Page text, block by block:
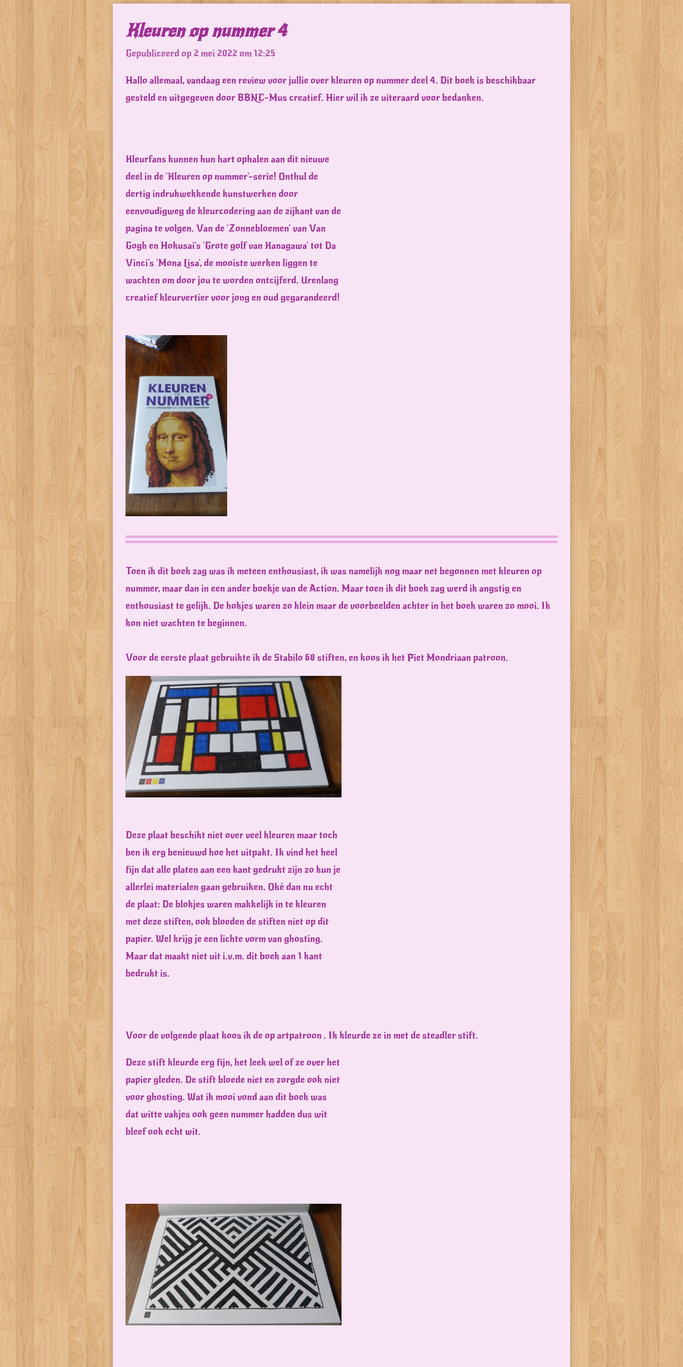
Kleuren op nummer 4
Gepubliceerd op 2 mei 2022 om 12:25
Hallo allemaal, vandaag een review voor jullie over kleuren op nummer deel 4. Dit boek is beschikbaar
gesteld en uitgegeven door BBNC-Mus creatief. Hier wil ik ze uiteraard voor bedanken.
Kleurfans kunnen hun hart ophalen aan dit nieuwe
deel in de 'Kleuren op nummer'-serie! Onthul de
dertig indrukwekkende kunstwerken door
eenvoudigweg de kleurcodering aan de zijkant van de
pagina te volgen. Van de 'Zonnebloemen' van Van
Gogh en Hokusai's 'Grote golf van Kanagawa' tot Da
Vinci's 'Mona Lisa', de mooiste werken liggen te
wachten om door jou te worden ontcijferd. Urenlang
creatief kleurvertier voor jong en oud gegarandeerd!
Toen ik dit boek zag was ik meteen enthousiast, ik was namelijk nog maar net begonnen met kleuren op
nummer, maar dan in een ander boekje van de Action. Maar toen ik dit boek zag werd ik angstig en
enthousiast te gelijk. De hokjes waren zo klein maar de voorbeelden achter in het boek waren zo mooi. Ik
kon niet wachten te beginnen.
Voor de eerste plaat gebruikte ik de Stabilo 68 stiften, en koos ik het Piet Mondriaan patroon.
Deze plaat beschikt niet over veel kleuren maar toch
ben ik erg benieuwd hoe het uitpakt. Ik vind het heel
fijn dat alle platen aan een kant gedrukt zijn zo kun je
allerlei materialen gaan gebruiken. Oké dan nu echt
de plaat: De blokjes waren makkelijk in te kleuren
met deze stiften, ook bloeden de stiften niet op dit
papier. Wel krijg je een lichte vorm van ghosting.
Maar dat maakt niet uit i.v.m. dit boek aan 1 kant
bedrukt is.
Voor de volgende plaat koos ik de op artpatroon . Ik kleurde ze in met de steadler stift.
Deze stift kleurde erg fijn, het leek wel of ze over het
papier gleden. De stift bloede niet en zorgde ook niet
voor ghosting. Wat ik mooi vond aan dit boek was
dat witte vakjes ook geen nummer hadden dus wit
bleef ook echt wit.